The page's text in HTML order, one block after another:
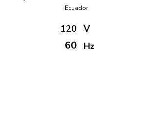
Ecuador
120
60
V
Hz